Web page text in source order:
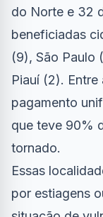
do Norte e 32
beneficiadas
(9), São Paulo
Piauí (2).
pagamento
que teve 90%
tornado.
Essas
por estiagens